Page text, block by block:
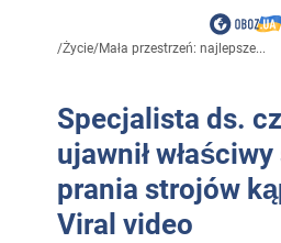
/Życie/Mała przestrzeń: najlepsze...
Specjalista ds.
ujawnił
prania strojów
Viral video